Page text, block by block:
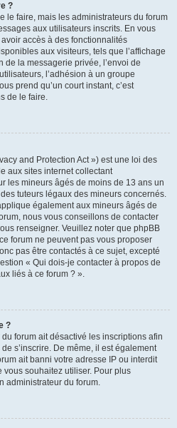
?
le faire, mais les administrateurs du forum
aux utilisateurs inscrits. En vous
accès à des fonctionnalités
aux visiteurs, tels que l’affichage
de la messagerie privée, l’envoi de
l’adhésion à un groupe
prend qu’un court instant, c’est
de le faire.
and Protection Act ») est une loi des
aux sites internet collectant
les mineurs âgés de moins de 13 ans un
tuteurs légaux des mineurs concernés.
également aux mineurs âgés de
nous vous conseillons de contacter
renseigner. Veuillez noter que phpBB
forum ne peuvent pas vous proposer
pas être contactés à ce sujet, excepté
« Qui dois-je contacter à propos de
liés à ce forum ? ».
?
du forum ait désactivé les inscriptions afin
s’inscrire. De même, il est également
ait banni votre adresse IP ou interdit
vous souhaitez utiliser. Pour plus
administrateur du forum.